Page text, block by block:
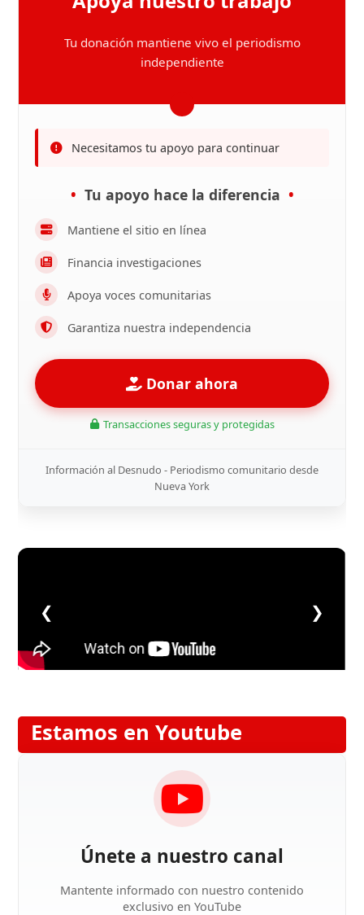
Tu donación mantiene vivo el periodismo
independiente
Necesitamos tu apoyo para continuar
Tu apoyo hace la diferencia
Mantiene el sitio en línea
Financia investigaciones
Apoya voces comunitarias
Garantiza nuestra independencia
Donar ahora
Transacciones seguras y protegidas
Información al Desnudo - Periodismo comunitario desde
Nueva York
❮ ❯
Estamos en Youtube
Únete a nuestro canal
Mantente informado con nuestro contenido
exclusivo en YouTube